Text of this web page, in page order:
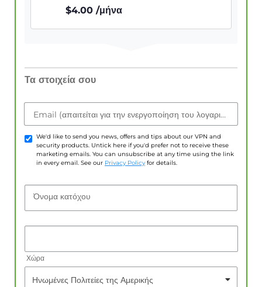
$4.00 /μήνα
Τα στοιχεία σου
Email (απαιτείται για την ενεργοποίηση του λογαριασμού)
We'd like to send you news, offers and tips about our VPN and
security products. Untick here if you'd prefer not to receive these
marketing emails. You can unsubscribe at any time using the link
in every email. See our Privacy Policy for details.
Όνομα κατόχου
Χώρα